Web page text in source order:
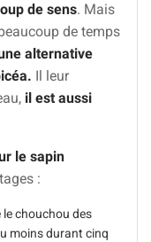
de sens. Mais
de temps
alternative
Il leur
il est aussi
le sapin
:
chouchou des
moins durant cinq